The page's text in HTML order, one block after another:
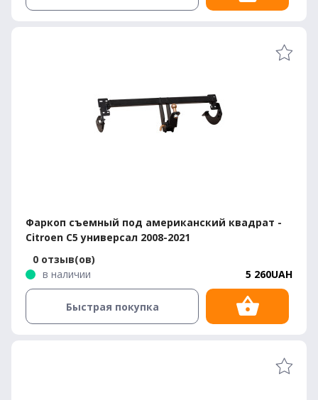
Фаркоп съемный под американский квадрат -
Citroen C5 универсал 2008-2021
0 отзыв(ов)
в наличии
5 260UAH
Быстрая покупка